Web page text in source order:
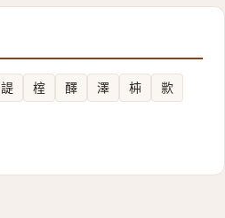
諟 榁 醳 澤 枾
㱁